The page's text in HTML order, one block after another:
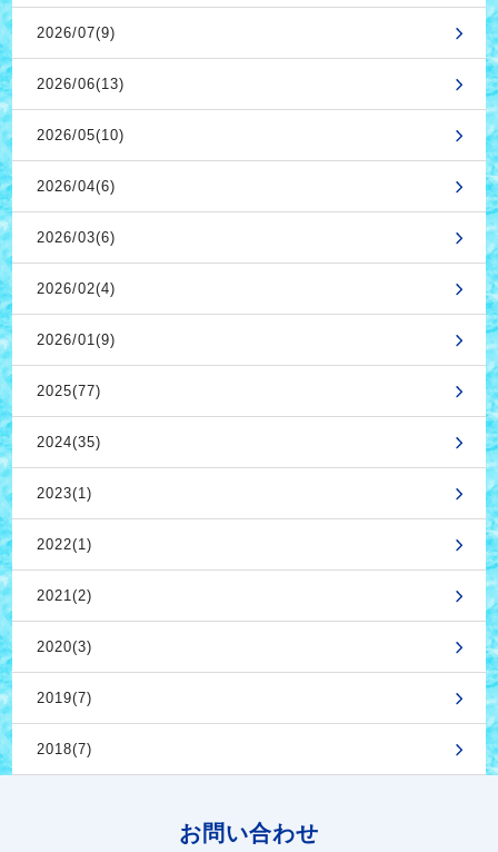
2026/07(9)
2026/06(13)
2026/05(10)
2026/04(6)
2026/03(6)
2026/02(4)
2026/01(9)
2025(77)
2024(35)
2023(1)
2022(1)
2021(2)
2020(3)
2019(7)
2018(7)
お問い合わせ